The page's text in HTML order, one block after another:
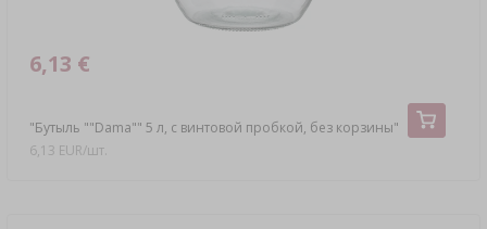
"Бутыль ""Dama"" 5 л, с винтовой пробкой, без корзины"
6,13 €
6,13 EUR/шт.